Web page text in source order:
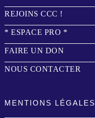
REJOINS CCC !
* ESPACE PRO *
FAIRE UN DON
NOUS CONTACTER
MENTIONS LÉGALES